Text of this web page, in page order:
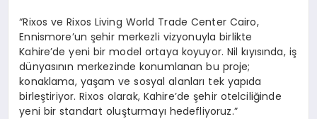
“Rixos ve Rixos Living World Trade Center Cairo,
Ennismore’un şehir merkezli vizyonuyla birlikte
Kahire’de yeni bir model ortaya koyuyor. Nil kıyısında, iş
dünyasının merkezinde konumlanan bu proje;
konaklama, yaşam ve sosyal alanları tek yapıda
birleştiriyor. Rixos olarak, Kahire’de şehir otelciliğinde
yeni bir standart oluşturmayı hedefliyoruz.”